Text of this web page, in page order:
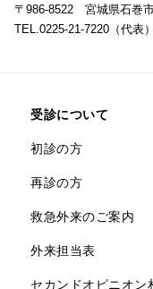
〒986-8522 宮城県石巻
TEL.0225-21-7220（代表）
受診について
初診の方
再診の方
救急外来のご案内
外来担当表
セカンドオピニオン